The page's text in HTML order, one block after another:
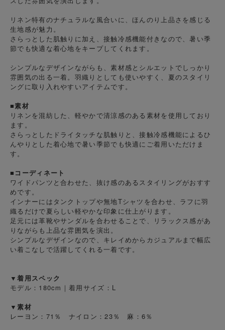
リネン特有のナチュラルな風合いに、ほんのり上品さを感じる
生地感が魅力。
さらっとした肌触りに加え、接触冷感機能付きなので、暑い季
節でも快適な着心地をキープしてくれます。
シンプルなデザインながらも、素材感とシルエットでしっかり
雰囲気の出る一着。羽織りとしても使いやすく、夏のスタイリ
ングに取り入れやすいアイテムです。
■素材
リネンを混紡した、軽やかで清涼感のある素材を使用しており
ます。
さらっとしたドライタッチな肌触りと、接触冷感機能によるひ
んやりとした着心地で暑い季節でも快適にご着用いただけま
す。
■コーディネート
ワイドパンツと合わせた、抜け感のあるスタイリングがおすす
めです。
インナーにはタンクトップや無地Tシャツを合わせ、ラフに羽
織るだけで夏らしい軽やかな印象に仕上がります。
足元には革靴やサンダルを合わせることで、リラックス感があ
りながらも上品な雰囲気を演出。
シンプルなデザインなので、キレイめからカジュアルまで幅広
い着こなしで活躍してくれる一着です。
▼着用スペック
モデル：180cm｜着用サイズ：L
▼素材
レーヨン：71％ ナイロン：23％ 麻：6％